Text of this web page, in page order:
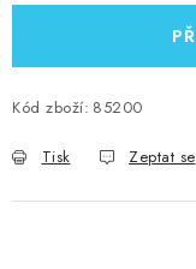
Kód zboží: 85200
Tisk Zeptat se